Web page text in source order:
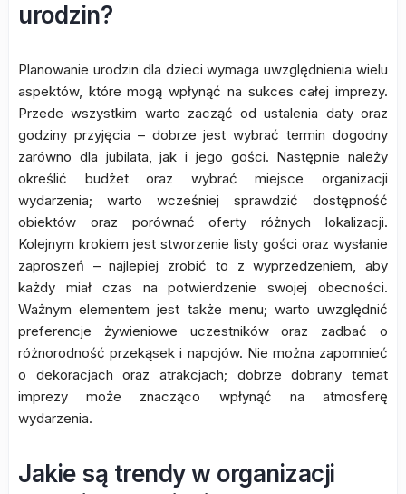
urodzin?
Planowanie urodzin dla dzieci wymaga uwzględnienia wielu
aspektów, które mogą wpłynąć na sukces całej imprezy.
Przede wszystkim warto zacząć od ustalenia daty oraz
godziny przyjęcia – dobrze jest wybrać termin dogodny
zarówno dla jubilata, jak i jego gości. Następnie należy
określić budżet oraz wybrać miejsce organizacji
wydarzenia; warto wcześniej sprawdzić dostępność
obiektów oraz porównać oferty różnych lokalizacji.
Kolejnym krokiem jest stworzenie listy gości oraz wysłanie
zaproszeń – najlepiej zrobić to z wyprzedzeniem, aby
każdy miał czas na potwierdzenie swojej obecności.
Ważnym elementem jest także menu; warto uwzględnić
preferencje żywieniowe uczestników oraz zadbać o
różnorodność przekąsek i napojów. Nie można zapomnieć
o dekoracjach oraz atrakcjach; dobrze dobrany temat
imprezy może znacząco wpłynąć na atmosferę
wydarzenia.
Jakie są trendy w organizacji